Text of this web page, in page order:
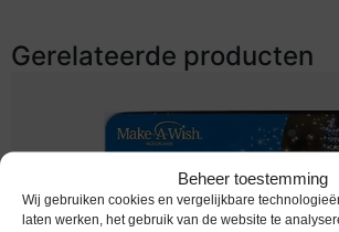
Beheer toestemming
Wij gebruiken cookies en vergelijkbare
laten werken, het gebruik van de website te
Gerelateerde producten